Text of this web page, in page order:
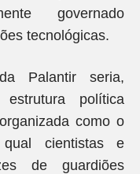
governado
tecnológicas.
Palantir seria,
política
como o
qual cientistas e
de guardiões